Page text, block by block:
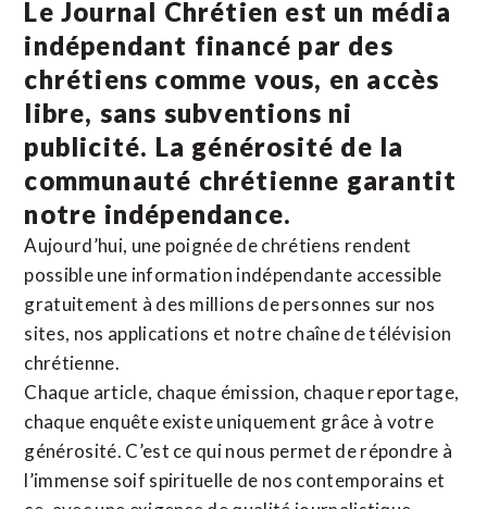
Le Journal Chrétien est un média
indépendant financé par des
chrétiens comme vous, en accès
libre, sans subventions ni
publicité. La générosité de la
communauté chrétienne garantit
notre indépendance.
Aujourd’hui, une poignée de chrétiens rendent
possible une information indépendante accessible
gratuitement à des millions de personnes sur nos
sites, nos applications et notre chaîne de télévision
chrétienne.
Chaque article, chaque émission, chaque reportage,
chaque enquête existe uniquement grâce à votre
générosité. C’est ce qui nous permet de répondre à
l’immense soif spirituelle de nos contemporains et